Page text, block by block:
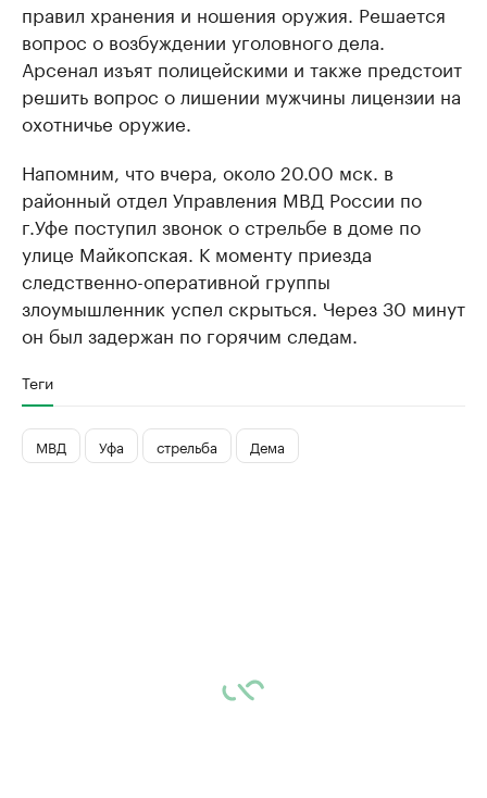
правил хранения и ношения оружия. Решается
вопрос о возбуждении уголовного дела.
Арсенал изъят полицейскими и также предстоит
решить вопрос о лишении мужчины лицензии на
охотничье оружие.
Напомним, что вчера, около 20.00 мск. в
районный отдел Управления МВД России по
г.Уфе поступил звонок о стрельбе в доме по
улице Майкопская. К моменту приезда
следственно-оперативной группы
злоумышленник успел скрыться. Через 30 минут
он был задержан по горячим следам.
Теги
МВД Уфа стрельба Дема